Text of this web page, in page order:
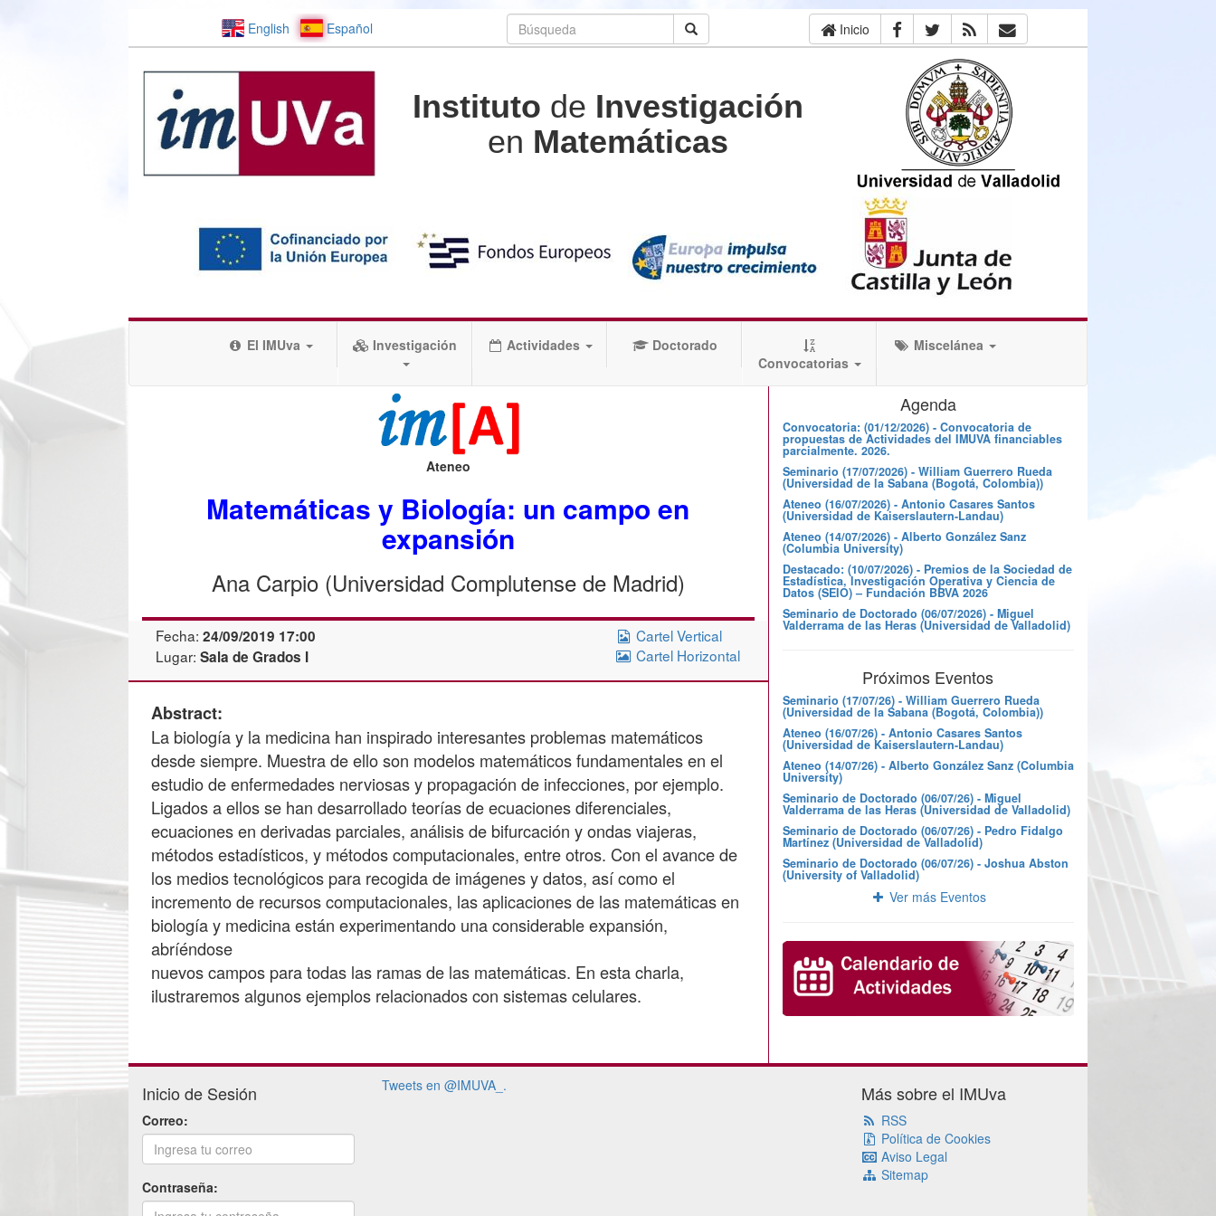
English Español Inicio
Instituto de Investigación
en Matemáticas
El IMUva Investigación Actividades
Doctorado
Convocatorias
Miscelánea
Ateneo
Matemáticas y Biología: un campo en
expansión
Ana Carpio (Universidad Complutense de Madrid)
Fecha:24/09/2019 17:00
Lugar:Sala de Grados I
Cartel Vertical
Cartel Horizontal
Abstract:
La biología y la medicina han inspirado interesantes problemas matemáticos
desde siempre. Muestra de ello son modelos matemáticos fundamentales en el
estudio de enfermedades nerviosas y propagación de infecciones, por ejemplo.
Ligados a ellos se han desarrollado teorías de ecuaciones diferenciales,
ecuaciones en derivadas parciales, análisis de bifurcación y ondas viajeras,
métodos estadísticos, y métodos computacionales, entre otros. Con el avance de
los medios tecnológicos para recogida de imágenes y datos, así como el
incremento de recursos computacionales, las aplicaciones de las matemáticas en
biología y medicina están experimentando una considerable expansión,
abríéndose
nuevos campos para todas las ramas de las matemáticas. En esta charla,
ilustraremos algunos ejemplos relacionados con sistemas celulares.
Agenda
Convocatoria: (01/12/2026) - Convocatoria de
propuestas de Actividades del IMUVA financiables
parcialmente. 2026.
Seminario (17/07/2026) - William Guerrero Rueda
(Universidad de la Sabana (Bogotá, Colombia))
Ateneo (16/07/2026) - Antonio Casares Santos
(Universidad de Kaiserslautern-Landau)
Ateneo (14/07/2026) - Alberto González Sanz
(Columbia University)
Destacado: (10/07/2026) - Premios de la Sociedad de
Estadística, Investigación Operativa y Ciencia de
Datos (SEIO) – Fundación BBVA 2026
Seminario de Doctorado (06/07/2026) - Miguel
Valderrama de las Heras (Universidad de Valladolid)
Próximos Eventos
Seminario (17/07/26) - William Guerrero Rueda
(Universidad de la Sabana (Bogotá, Colombia))
Ateneo (16/07/26) - Antonio Casares Santos
(Universidad de Kaiserslautern-Landau)
Ateneo (14/07/26) - Alberto González Sanz (Columbia
University)
Seminario de Doctorado (06/07/26) - Miguel
Valderrama de las Heras (Universidad de Valladolid)
Seminario de Doctorado (06/07/26) - Pedro Fidalgo
Martínez (Universidad de Valladolid)
Seminario de Doctorado (06/07/26) - Joshua Abston
(University of Valladolid)
Ver más Eventos
Inicio de Sesión
Correo:
Contraseña:
Tweets en @IMUVA_. Más sobre el IMUva
RSS
Política de Cookies
Aviso Legal
Sitemap